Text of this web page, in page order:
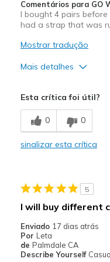
Comentários para GO
I bought 4 pairs
had a strap that was
Mostrar tradução
Mais detalhes
Comfortable
Durable
Melhores utilizações
Casual Wear
Width
Sizing
Esta crítica foi útil?
0 0
sinalizar esta crítica
5
I will buy different
Enviado 17 dias atrás
Por Leta
de Palmdale CA
Describe Yourself